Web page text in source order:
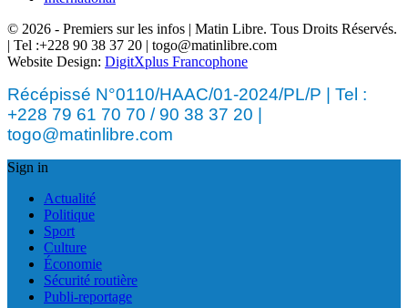
© 2026 - Premiers sur les infos | Matin Libre. Tous Droits Réservés.
| Tel :+228 90 38 37 20 | togo@matinlibre.com
Website Design: DigitXplus Francophone
Récépissé N°0110/HAAC/01-2024/PL/P | Tel :
+228 79 61 70 70 / 90 38 37 20 |
togo@matinlibre.com
Sign in
Actualité
Politique
Sport
Culture
Économie
Sécurité routière
Publi-reportage